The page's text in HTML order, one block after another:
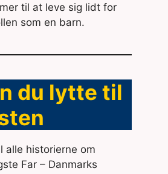
til at leve sig lidt for
som en barn.
du lytte til
alle historierne om
Far – Danmarks